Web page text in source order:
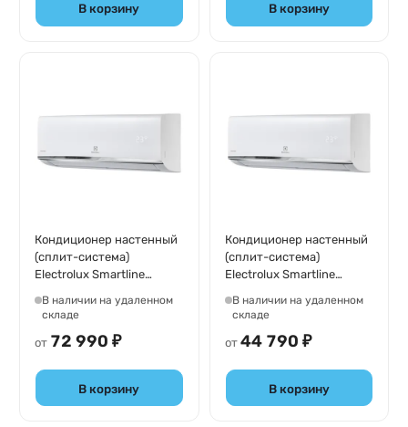
В корзину В корзину
Кондиционер настенный
(сплит-система)
Electrolux Smartline
В наличии на удаленном
складе
от 72 990 ₽
В корзину
Кондиционер настенный
(сплит-система)
Electrolux Smartline
В наличии на удаленном
складе
от 44 790 ₽
В корзину